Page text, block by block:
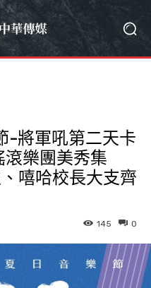
-將軍吼第二天卡
滾樂團美秀集
嘻哈校長大支齊
0
145